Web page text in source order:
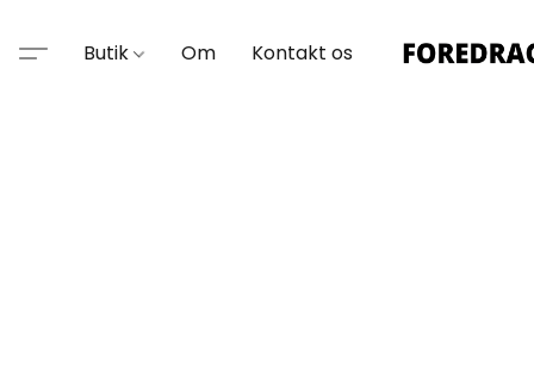
Butik Om Kontakt os